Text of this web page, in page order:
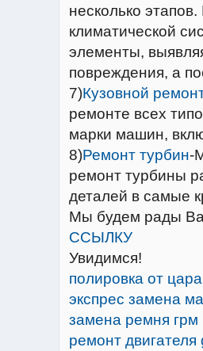
несколько
климатической
элементы,
повреждения, а
7)Кузовной
ремонте всех
марки машин,
8)Ремонт турбин-
ремонт турбины
деталей в самые
Мы будем рады
ССЫЛКУ
Увидимся!
полировка от
экспрес замена
замена ремня грм
ремонт двигателя